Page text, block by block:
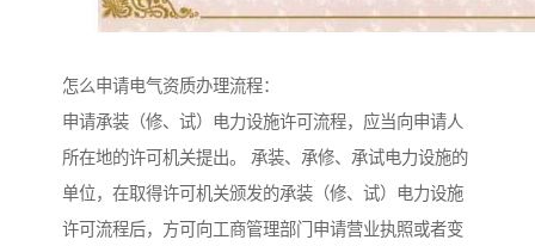
怎么申请电气资质办理流程：
申请承装（修、试）电力设施许可流程，应当向申请人
所在地的许可机关提出。 承装、承修、承试电力设施的
单位，在取得许可机关颁发的承装（修、试）电力设施
许可流程后，方可向工商管理部门申请营业执照或者变